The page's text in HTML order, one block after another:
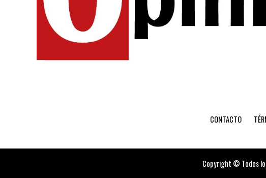
CONTACTO
Copyright © Todos